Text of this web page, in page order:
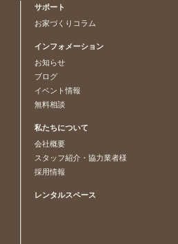
サポート
お家づくりコラム
インフォメーション
お知らせ
ブログ
イベント情報
無料相談
私たちについて
会社概要
スタッフ紹介・協力業者様
採用情報
レンタルスペース